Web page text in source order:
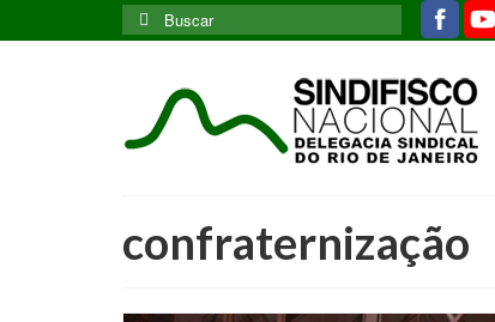
Buscar
por:
confraternização